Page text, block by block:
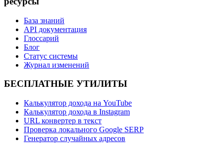
База знаний
API документация
Глоссарий
Блог
Статус системы
Журнал изменений
БЕСПЛАТНЫЕ УТИЛИТЫ
Калькулятор дохода на YouTube
Калькулятор дохода в Instagram
URL конвертер в текст
Проверка локального Google SERP
Генератор случайных адресов